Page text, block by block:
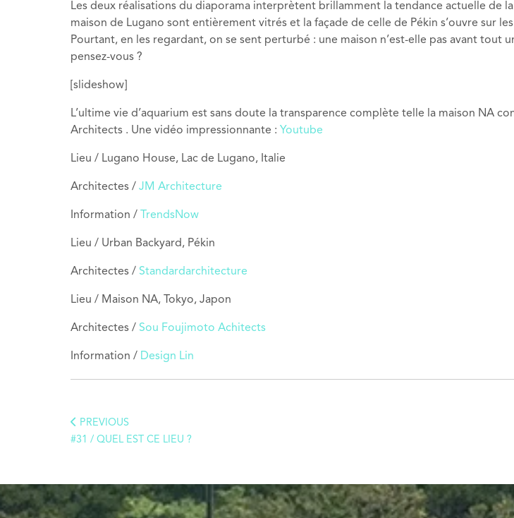
Les deux réalisations du diaporama interprètent brillamment la tendance actuelle de
maison de Lugano sont entièrement vitrés et la façade de celle de Pékin s’ouvre sur
Pourtant, en les regardant, on se sent perturbé : une maison n’est-elle pas avant tout
pensez-vous ?
[slideshow]
L’ultime vie d’aquarium est sans doute la transparence complète telle la maison NA
Architects . Une vidéo impressionnante : Youtube
Lieu / Lugano House, Lac de Lugano, Italie
Architectes / JM Architecture
Information / TrendsNow
Lieu / Urban Backyard, Pékin
Architectes / Standardarchitecture
Lieu / Maison NA, Tokyo, Japon
Architectes / Sou Foujimoto Achitects
Information / Design Lin
PREVIOUS
#31 / QUEL EST CE LIEU ?